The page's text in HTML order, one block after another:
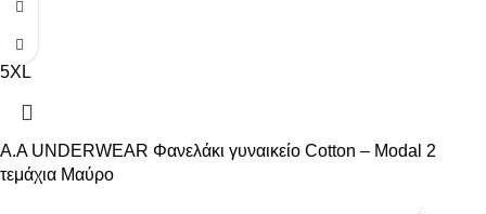
3XL
4XL
5XL
Α.A UNDERWEAR Φανελάκι γυναικείο Cotton – Modal 2
τεμάχια Μαύρο